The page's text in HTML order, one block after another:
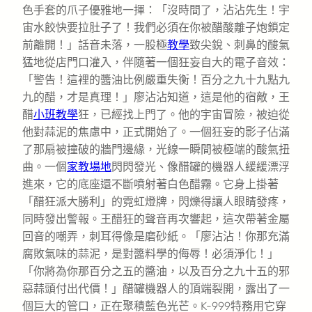
色手套的爪子優雅地一揮：「沒時間了，沾沾先生！宇
宙水餃快要拉肚子了！我們必須在你被醋酸離子炮鎖定
前離開！」話音未落，一股極教學致尖銳、刺鼻的酸氣
猛地從店門口灌入，伴隨著一個狂妄自大的電子音效：
「警告！這裡的醬油比例嚴重失衡！百分之九十九點九
九的醋，才是真理！」廖沾沾知道，這是他的宿敵，王
醋小班教學狂，已經找上門了。他的宇宙冒險，被迫從
他對蒜泥的焦慮中，正式開始了。一個狂妄的影子佔滿
了那扇被撞破的牆門邊緣，光線一瞬間被極端的酸氣扭
曲。一個家教場地閃閃發光、像醋罐的機器人緩緩漂浮
進來，它的底座還不斷噴射著白色醋霧。它身上掛著
「醋狂派大勝利」的霓虹燈牌，閃爍得讓人眼睛發疼，
同時發出警報。王醋狂的聲音再次響起，這次帶著金屬
回音的嘲弄，刺耳得像是磨砂紙。「廖沾沾！你那充滿
腐敗氣味的蒜泥，是對醬料學的侮辱！必須淨化！」
「你將為你那百分之五的醬油，以及百分之九十五的邪
惡蒜頭付出代價！」醋罐機器人的頂端裂開，露出了一
個巨大的管口，正在聚積藍色光芒。K-999特務用它穿